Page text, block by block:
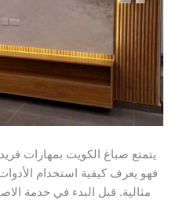
يتمتع صباغ الكويت بمهارات
فهو يعرف كيفية استخدام
مثالية. قبل البدء في خدمة